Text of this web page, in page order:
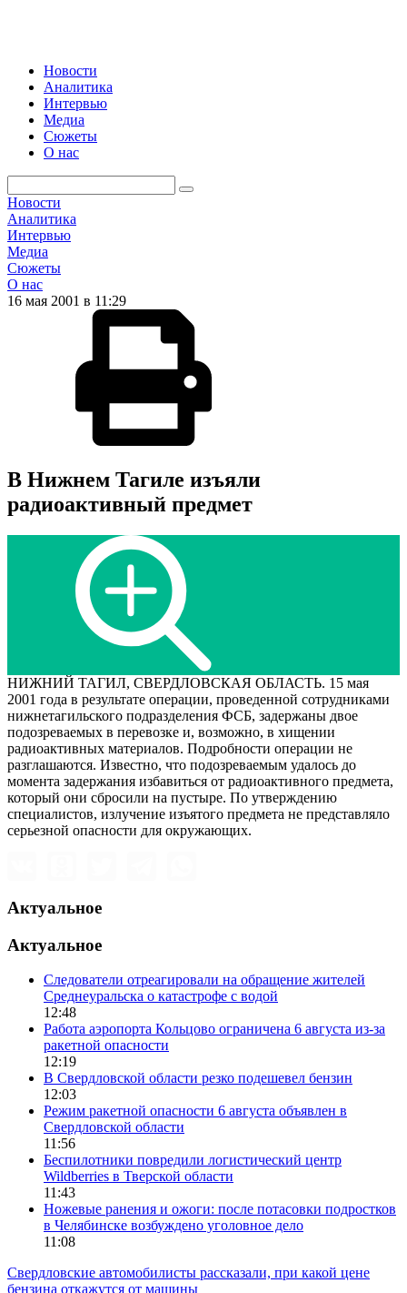
Новости
Аналитика
Интервью
Медиа
Сюжеты
О нас
Новости
Аналитика
Интервью
Медиа
Сюжеты
О нас
16 мая 2001 в 11:29
В Нижнем Тагиле изъяли
радиоактивный предмет
НИЖНИЙ ТАГИЛ, СВЕРДЛОВСКАЯ ОБЛАСТЬ. 15 мая
2001 года в результате операции, проведенной сотрудниками
нижнетагильского подразделения ФСБ, задержаны двое
подозреваемых в перевозке и, возможно, в хищении
радиоактивных материалов. Подробности операции не
разглашаются. Известно, что подозреваемым удалось до
момента задержания избавиться от радиоактивного предмета,
который они сбросили на пустыре. По утверждению
специалистов, излучение изъятого предмета не представляло
серьезной опасности для окружающих.
Актуальное
Актуальное
Следователи отреагировали на обращение жителей
Среднеуральска о катастрофе с водой
12:48
Работа аэропорта Кольцово ограничена 6 августа из-за
ракетной опасности
12:19
В Свердловской области резко подешевел бензин
12:03
Режим ракетной опасности 6 августа объявлен в
Свердловской области
11:56
Беспилотники повредили логистический центр
Wildberries в Тверской области
11:43
Ножевые ранения и ожоги: после потасовки подростков
в Челябинске возбуждено уголовное дело
11:08
Свердловские автомобилисты рассказали, при какой цене
бензина откажутся от машины